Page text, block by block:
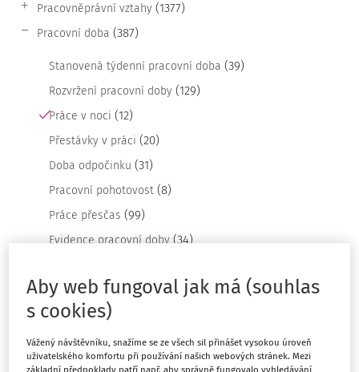
Pracovněprávní vztahy (1377)
Pracovní doba (387)
Stanovená týdenní pracovní doba (39)
Rozvržení pracovní doby (129)
Práce v noci (12)
Přestávky v práci (20)
Doba odpočinku (31)
Pracovní pohotovost (8)
Práce přesčas (99)
Evidence pracovní doby (34)
Překážky v práci
Dovolená (449)
Obchodní právo v pracovních vztazích(37)
Aby web fungoval jak má (souhlas
s cookies)
Vážený návštěvníku, snažíme se ze všech sil přinášet vysokou úroveň
uživatelského komfortu při používání našich webových stránek. Mezi